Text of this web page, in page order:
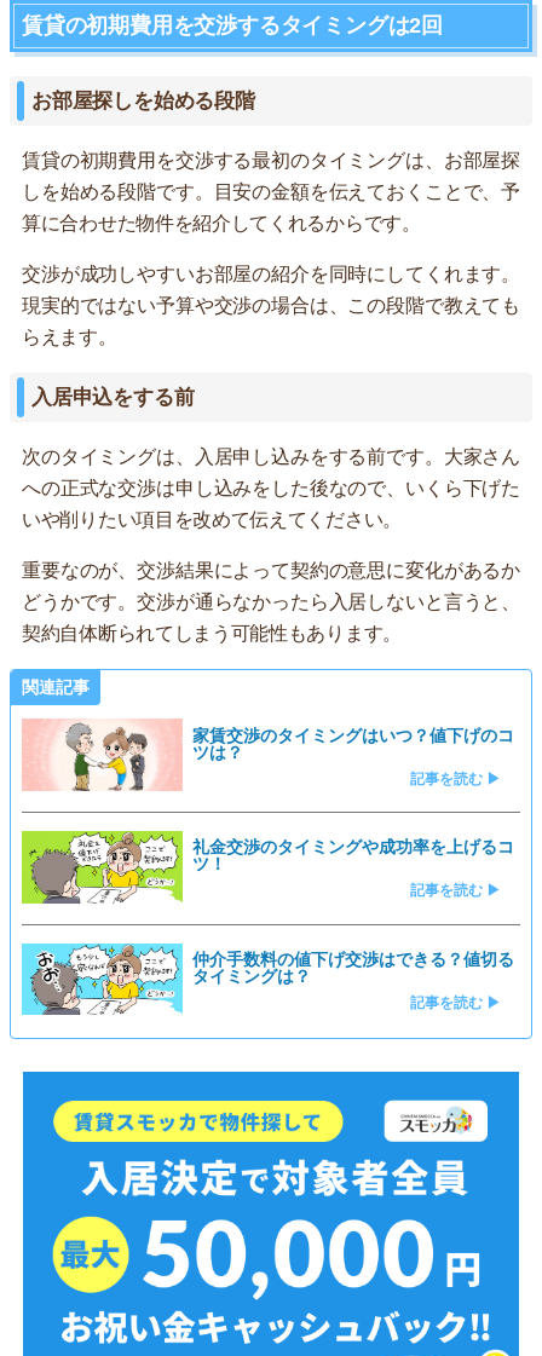
賃貸の初期費用を交渉するタイミングは2回
お部屋探しを始める段階
賃貸の初期費用を交渉する最初のタイミングは、お部屋探
しを始める段階です。目安の金額を伝えておくことで、予
算に合わせた物件を紹介してくれるからです。
交渉が成功しやすいお部屋の紹介を同時にしてくれます。
現実的ではない予算や交渉の場合は、この段階で教えても
らえます。
入居申込をする前
次のタイミングは、入居申し込みをする前です。大家さん
への正式な交渉は申し込みをした後なので、いくら下げた
いや削りたい項目を改めて伝えてください。
重要なのが、交渉結果によって契約の意思に変化があるか
どうかです。交渉が通らなかったら入居しないと言うと、
契約自体断られてしまう可能性もあります。
関連記事
家賃交渉のタイミングはいつ？値下げのコ
ツは？
記事を読む ▶
礼金交渉のタイミングや成功率を上げるコ
ツ！
記事を読む ▶
仲介手数料の値下げ交渉はできる？値切る
タイミングは？
記事を読む ▶